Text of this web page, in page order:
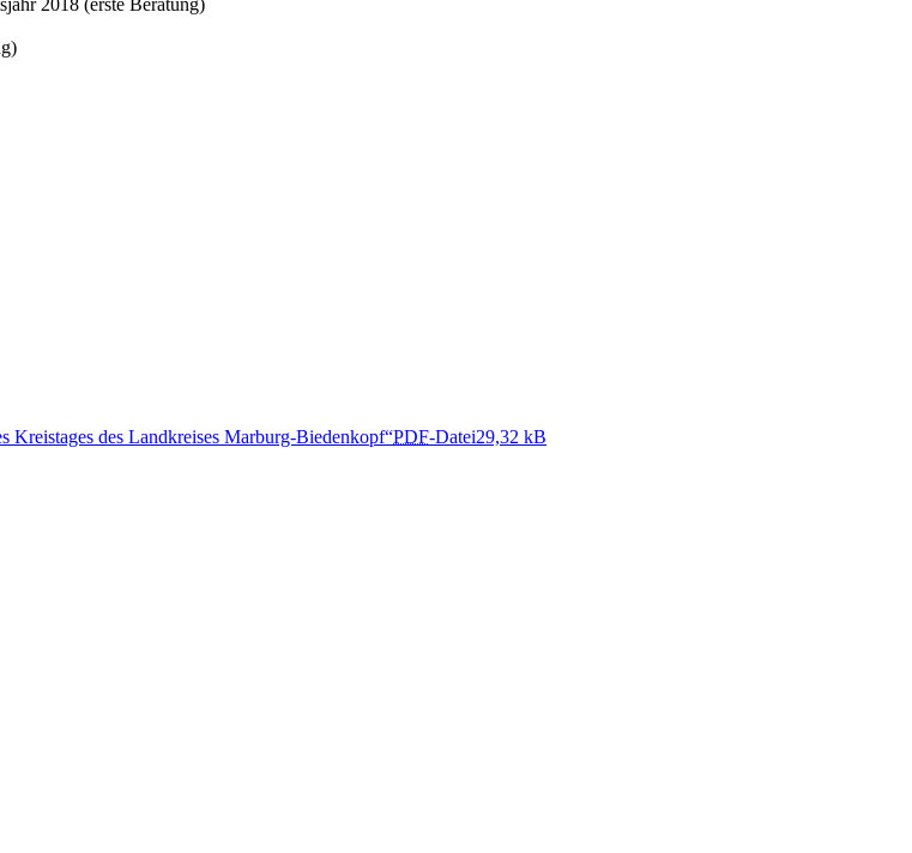
2018 (erste Beratung)
Kreistages des Landkreises Marburg-Biedenkopf“PDF-Datei29,32 kB